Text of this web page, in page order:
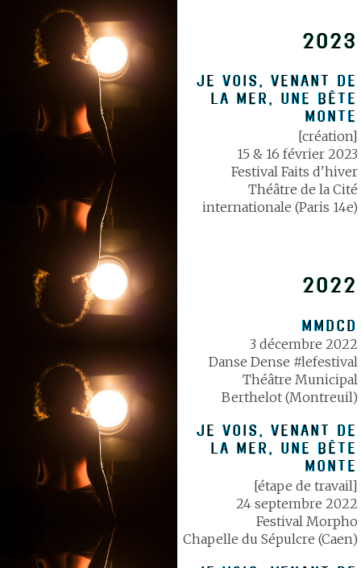
2023
JE VOIS, VENANT DE
LA MER, UNE BÊTE
MONTE
[création]
15 & 16 février 2023
Festival Faits d'hiver
Théâtre de la Cité
internationale (Paris 14e)
2022
MMDCD
3 décembre 2022
Danse Dense #lefestival
Théâtre Municipal
Berthelot (Montreuil)
JE VOIS, VENANT DE
LA MER, UNE BÊTE
MONTE
[étape de travail]
24 septembre 2022
Festival Morpho
Chapelle du Sépulcre (Caen)